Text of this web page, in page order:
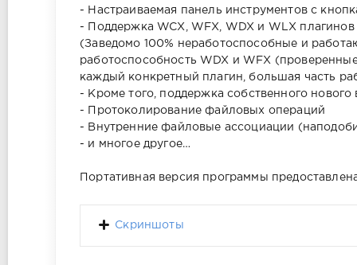
- Настраиваемая панель инструментов с
- Поддержка WCX, WFX, WDX и WLX
(Заведомо 100% неработоспособные и
работоспособность WDX и WFX
каждый конкретный плагин, большая часть
- Кроме того, поддержка собственного
- Протоколирование файловых операций
- Внутренние файловые ассоциации
- и многое другое…
Портативная версия программы
Скриншоты